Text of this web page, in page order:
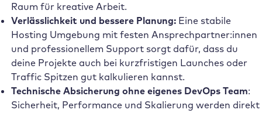
Raum für kreative Arbeit.
Verlässlichkeit und bessere Planung: Eine stabile
Hosting Umgebung mit festen Ansprechpartner:innen
und professionellem Support sorgt dafür, dass du
deine Projekte auch bei kurzfristigen Launches oder
Traffic Spitzen gut kalkulieren kannst.
Technische Absicherung ohne eigenes DevOps Team:
Sicherheit, Performance und Skalierung werden direkt